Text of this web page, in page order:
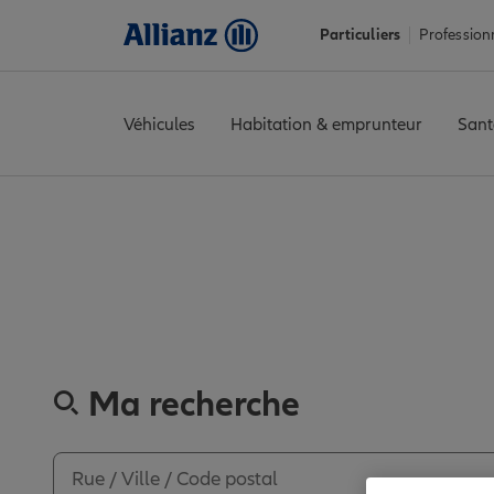
Particuliers
Véhicules Habitation & emprunteur
Ma recherche